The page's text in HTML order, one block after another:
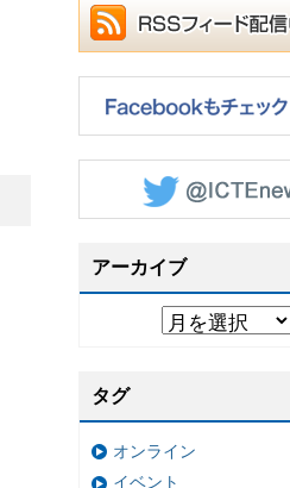
アーカイブ
タグ
オンライン
イベント